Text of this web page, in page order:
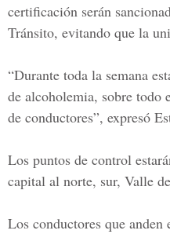
certificación serán
Tránsito, evitando que la
“Durante toda la semana
de alcoholemia, sobre todo
de conductores”, expresó
Los puntos de control
capital al norte, sur, Valle
Los conductores que anden